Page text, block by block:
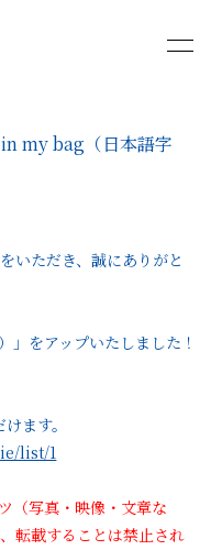
ン
my bag（日本語字
いただき、誠にありがと
をアップいたしました！
ます。
list/1
（写真・映像・文章な
転載することは禁止され